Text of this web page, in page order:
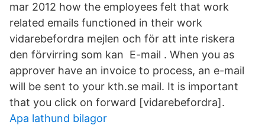
mar 2012 how the employees felt that work
related emails functioned in their work
vidarebefordra mejlen och för att inte riskera
den förvirring som kan E-mail . When you as
approver have an invoice to process, an e-mail
will be sent to your kth.se mail. It is important
that you click on forward [vidarebefordra].
Apa lathund bilagor